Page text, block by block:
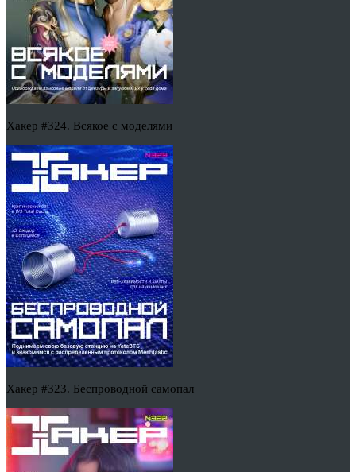
Хакер #324. Всякое с моделями
Хакер #323. Беспроводной самопал